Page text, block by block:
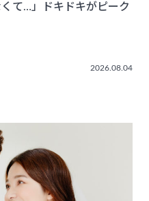
て…」ドキドキがピーク
2026.08.04